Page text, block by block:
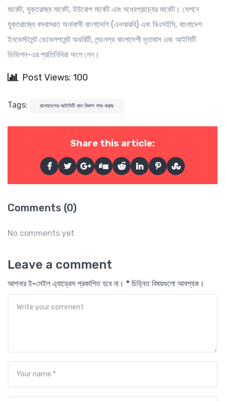
মার্কেট, যুক্তরাজ্য মার্কেট, ইউরোপ মার্কেট এবং মধ্যেপ্রাচ্যের মার্কেট। সেশনে
যুক্তরাজ্যে বসবাসরত অনাবাসী বাংলাদেশি (এনআরবি) এবং বিএসইসি, বাংলাদেশ
ইনভেস্টমেন্ট ডেভেলপমেন্ট অথরিটি, লন্ডনস্থ বাংলাদেশী দূতাবাস এবং আইসিটি
ডিভিশন-এর প্রতিনিধিরা অংশ নেন।
Post Views: 100
Tags: বাংলাদেশের আইসিটি খাত বিকাশ লাভ করছে
Share this article:
Comments (0)
No comments yet
Leave a comment
আপনার ই-মেইল এ্যাড্রেস প্রকাশিত হবে না। * চিহ্নিত বিষয়গুলো আবশ্যক।